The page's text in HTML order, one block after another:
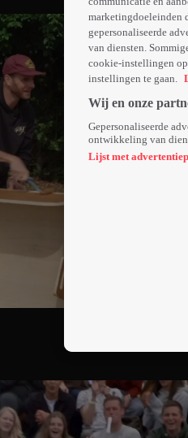
marketingdoeleinden
gepersonaliseerde
van diensten.
cookie-instellingen
instellingen te gaan.
Wij en onze
Gepersonaliseerde
ontwikkeling van
Lijst met